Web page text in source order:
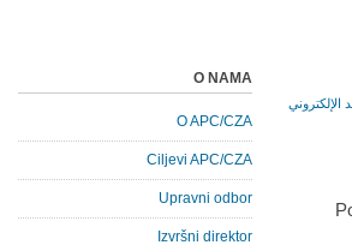
O NAMA
O APC/CZA
Ciljevi APC/CZA
Upravni odbor
Izvršni direktor